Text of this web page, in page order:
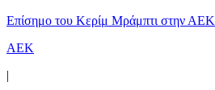
Επίσημο του Κερίμ Μράμπτι στην ΑΕK
ΑΕΚ
|